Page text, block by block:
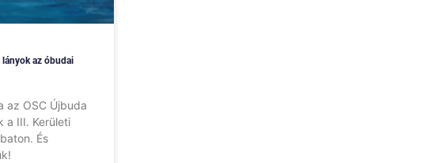
az óbudai
az OSC Újbuda
a III. Kerületi
És